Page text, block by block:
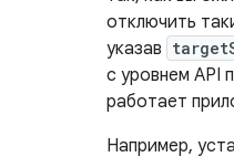
отключить
указав
с уровнем API
работает
Например,